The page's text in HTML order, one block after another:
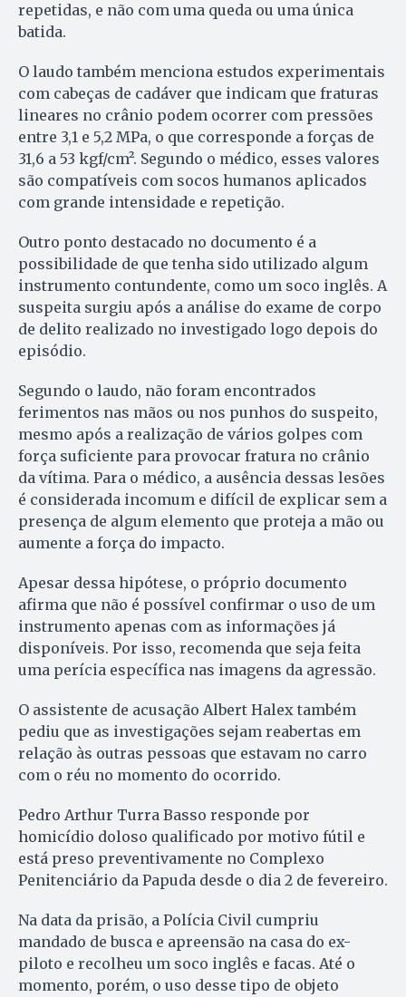
repetidas, e não com uma queda ou uma única
batida.
O laudo também menciona estudos experimentais
com cabeças de cadáver que indicam que fraturas
lineares no crânio podem ocorrer com pressões
entre 3,1 e 5,2 MPa, o que corresponde a forças de
31,6 a 53 kgf/cm². Segundo o médico, esses valores
são compatíveis com socos humanos aplicados
com grande intensidade e repetição.
Outro ponto destacado no documento é a
possibilidade de que tenha sido utilizado algum
instrumento contundente, como um soco inglês. A
suspeita surgiu após a análise do exame de corpo
de delito realizado no investigado logo depois do
episódio.
Segundo o laudo, não foram encontrados
ferimentos nas mãos ou nos punhos do suspeito,
mesmo após a realização de vários golpes com
força suficiente para provocar fratura no crânio
da vítima. Para o médico, a ausência dessas lesões
é considerada incomum e difícil de explicar sem a
presença de algum elemento que proteja a mão ou
aumente a força do impacto.
Apesar dessa hipótese, o próprio documento
afirma que não é possível confirmar o uso de um
instrumento apenas com as informações já
disponíveis. Por isso, recomenda que seja feita
uma perícia específica nas imagens da agressão.
O assistente de acusação Albert Halex também
pediu que as investigações sejam reabertas em
relação às outras pessoas que estavam no carro
com o réu no momento do ocorrido.
Pedro Arthur Turra Basso responde por
homicídio doloso qualificado por motivo fútil e
está preso preventivamente no Complexo
Penitenciário da Papuda desde o dia 2 de fevereiro.
Na data da prisão, a Polícia Civil cumpriu
mandado de busca e apreensão na casa do ex-
piloto e recolheu um soco inglês e facas. Até o
momento, porém, o uso desse tipo de objeto